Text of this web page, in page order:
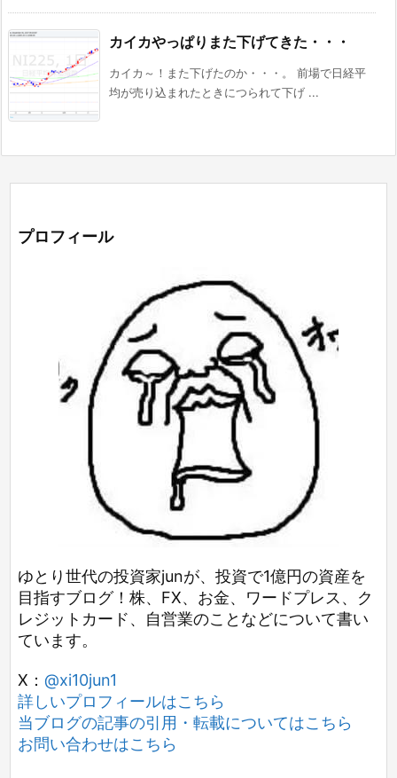
カイカやっぱりまた下げてきた・・・
カイカ～！また下げたのか・・・。 前場で日経平
均が売り込まれたときにつられて下げ ...
プロフィール
ゆとり世代の投資家junが、投資で1億円の資産を
目指すブログ！株、FX、お金、ワードプレス、ク
レジットカード、自営業のことなどについて書い
ています。
X： @xi10jun1
詳しいプロフィールはこちら
当ブログの記事の引用・転載についてはこちら
お問い合わせはこちら